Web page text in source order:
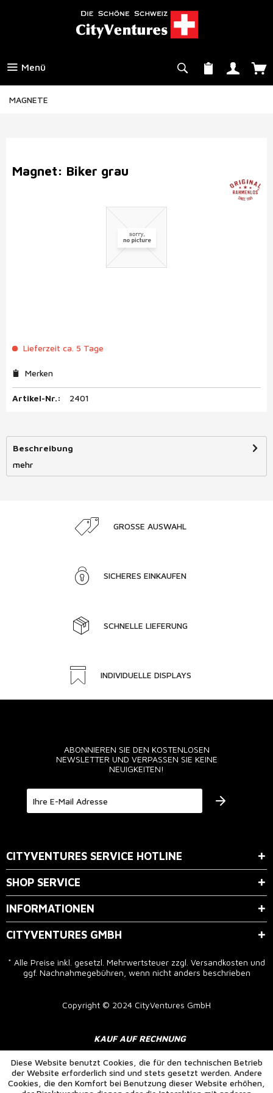
Menü
MAGNETE
Magnet: Biker grau
Lieferzeit ca. 5 Tage
Merken
Artikel-Nr.: 2401
Beschreibung
mehr
GROSSE AUSWAHL
SICHERES EINKAUFEN
SCHNELLE LIEFERUNG
INDIVIDUELLE DISPLAYS
ABONNIEREN SIE DEN KOSTENLOSEN
NEWSLETTER UND VERPASSEN SIE KEINE
NEUIGKEITEN!
CITYVENTURES SERVICE HOTLINE
SHOP SERVICE
INFORMATIONEN
CITYVENTURES GMBH
* Alle Preise inkl. gesetzl. Mehrwertsteuer zzgl. Versandkosten und
ggf. Nachnahmegebühren, wenn nicht anders beschrieben
Copyright © 2024 CityVentures GmbH
KAUF AUF RECHNUNG
Diese Website benutzt Cookies, die für den technischen Betrieb
der Website erforderlich sind und stets gesetzt werden. Andere
Cookies, die den Komfort bei Benutzung dieser Website erhöhen,